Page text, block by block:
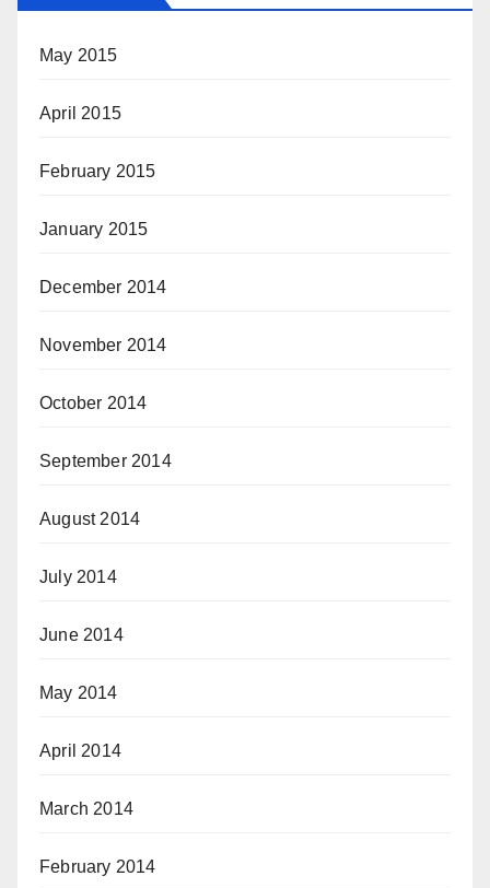
May 2015
April 2015
February 2015
January 2015
December 2014
November 2014
October 2014
September 2014
August 2014
July 2014
June 2014
May 2014
April 2014
March 2014
February 2014